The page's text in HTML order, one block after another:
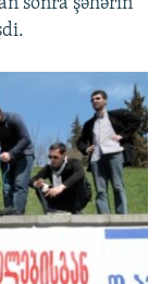
sonra şəhərin